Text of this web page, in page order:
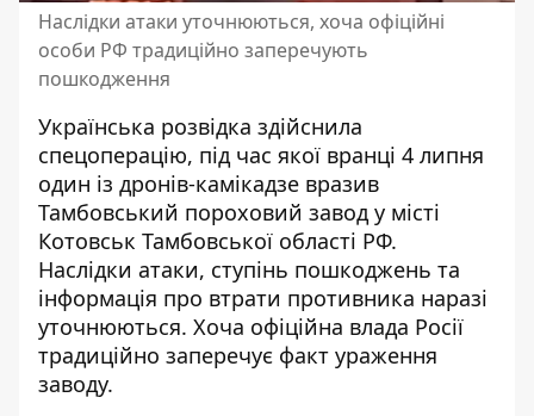
Наслідки атаки уточнюються, хоча офіційні
особи РФ традиційно заперечують
пошкодження
Українська розвідка здійснила
спецоперацію, під час якої вранці 4 липня
один із дронів-камікадзе вразив
Тамбовський пороховий завод у місті
Котовськ Тамбовської області РФ.
Наслідки атаки, ступінь пошкоджень та
інформація про втрати противника наразі
уточнюються. Хоча офіційна влада Росії
традиційно заперечує факт ураження
заводу.